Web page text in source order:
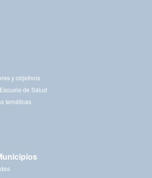
y objetivos
de Salud
temáticas